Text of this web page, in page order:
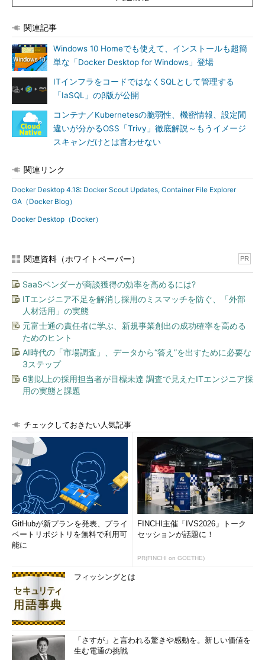
関連記事
Windows 10 Homeでも使えて、インストールも超簡
単な「Docker Desktop for Windows」登場
ITインフラをコードではなくSQLとして管理する
「IaSQL」のβ版が公開
コンテナ／Kubernetesの脆弱性、機密情報、設定間
違いが分かるOSS「Trivy」徹底解説～もうイメージ
スキャンだけとは言わせない
関連リンク
Docker Desktop 4.18: Docker Scout Updates, Container File Explorer
GA（Docker Blog）
Docker Desktop（Docker）
関連資料（ホワイトペーパー） PR
SaaSベンダーが商談獲得の効率を高めるには?
ITエンジニア不足を解消し採用のミスマッチを防ぐ、「外部
人材活用」の実態
元富士通の責任者に学ぶ、新規事業創出の成功確率を高める
ためのヒント
AI時代の「市場調査」、データから“答え”を出すために必要な
3ステップ
6割以上の採用担当者が目標未達 調査で見えたITエンジニア採
用の実態と課題
チェックしておきたい人気記事
GitHubが新プランを発表、プライ
ベートリポジトリを無料で利用可
能に
FINCHI主催「IVS2026」トーク
セッションが話題に！
PR(FINCHI on GOETHE)
フィッシングとは
「さすが」と言われる驚きや感動を。新しい価値を
生む電通の挑戦